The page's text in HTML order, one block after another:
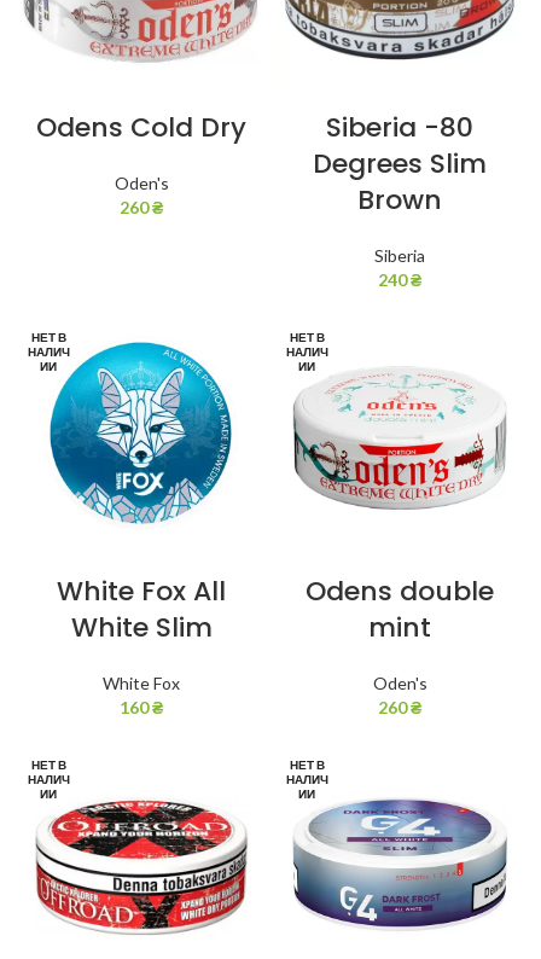
Odens Cold Dry
Oden's
260₴
Siberia -80
Degrees Slim
Brown
Siberia
240₴
НЕТ В
НАЛИЧ
ИИ
White Fox All
White Slim
White Fox
160₴
НЕТ В
НАЛИЧ
ИИ
Odens double
mint
Oden's
260₴
НЕТ В
НАЛИЧ
ИИ
НЕТ В
НАЛИЧ
ИИ